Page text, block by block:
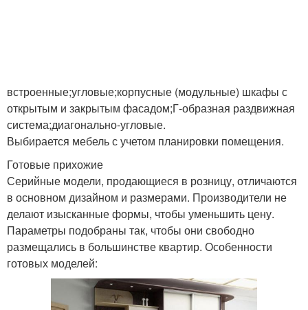
встроенные;угловые;корпусные (модульные) шкафы с
открытым и закрытым фасадом;Г-образная раздвижная
система;диагонально-угловые.
Выбирается мебель с учетом планировки помещения.
Готовые прихожие
Серийные модели, продающиеся в розницу, отличаются
в основном дизайном и размерами. Производители не
делают изысканные формы, чтобы уменьшить цену.
Параметры подобраны так, чтобы они свободно
размещались в большинстве квартир. Особенности
готовых моделей: